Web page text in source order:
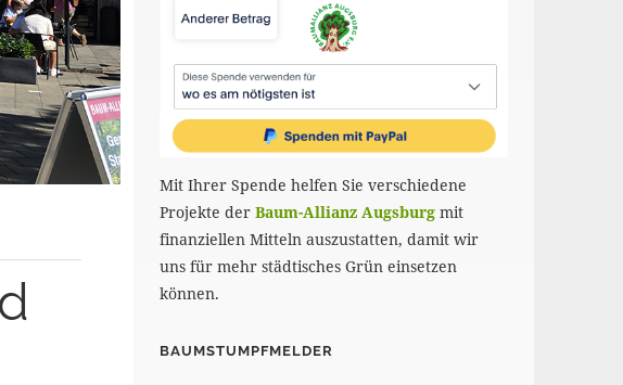
Mit Ihrer Spende helfen Sie verschiedene
Projekte derBaum-Allianz Augsburg mit
finanziellen Mitteln auszustatten, damit wir
uns für mehr städtisches Grün einsetzen
können.
BAUMSTUMPFMELDER